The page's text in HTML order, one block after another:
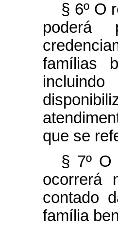
§ 6º O
poderá
famílias
que se
§ 7º O
ocorrerá
contado
família